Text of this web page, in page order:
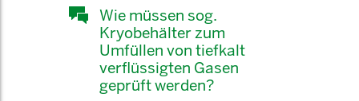
Wie müssen sog.
Kryobehälter zum
Umfüllen von tiefkalt
verflüssigten Gasen
geprüft werden?